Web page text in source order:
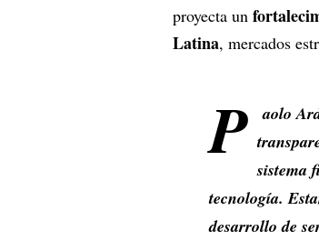
proyecta un
Latina, mercados
P aolo
sistema
tecnología.
desarrollo de